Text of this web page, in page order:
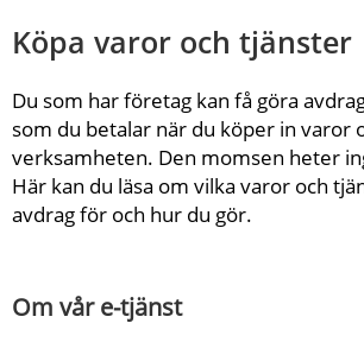
Köpa varor och tjänster
Du som har företag kan få göra
som du betalar när du köper in varor
verksamheten. Den momsen heter
Här kan du läsa om vilka varor och
avdrag för och hur du gör.
Om vår e-tjänst